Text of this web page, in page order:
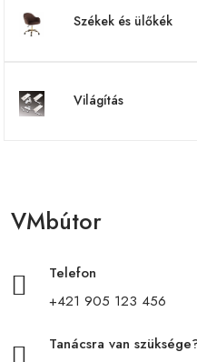
Székek és ülőkék
Világítás
VMbútor
Telefon
+421 905 123 456
Tanácsra van